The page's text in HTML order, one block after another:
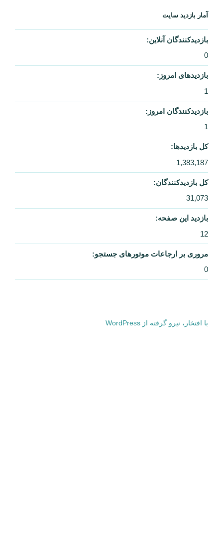
آمار بازدید سایت
بازدیدکنندگان آنلاین:
0
بازدیدهای امروز:
1
بازدیدکنندگان امروز:
1
کل بازدیدها:
1,383,187
کل بازدیدکنند‌گان:
31,073
بازدید این صفحه:
12
مروری بر ارجاعات موتورهای جستجو:
0
با افتخار، نیرو گرفته از WordPress